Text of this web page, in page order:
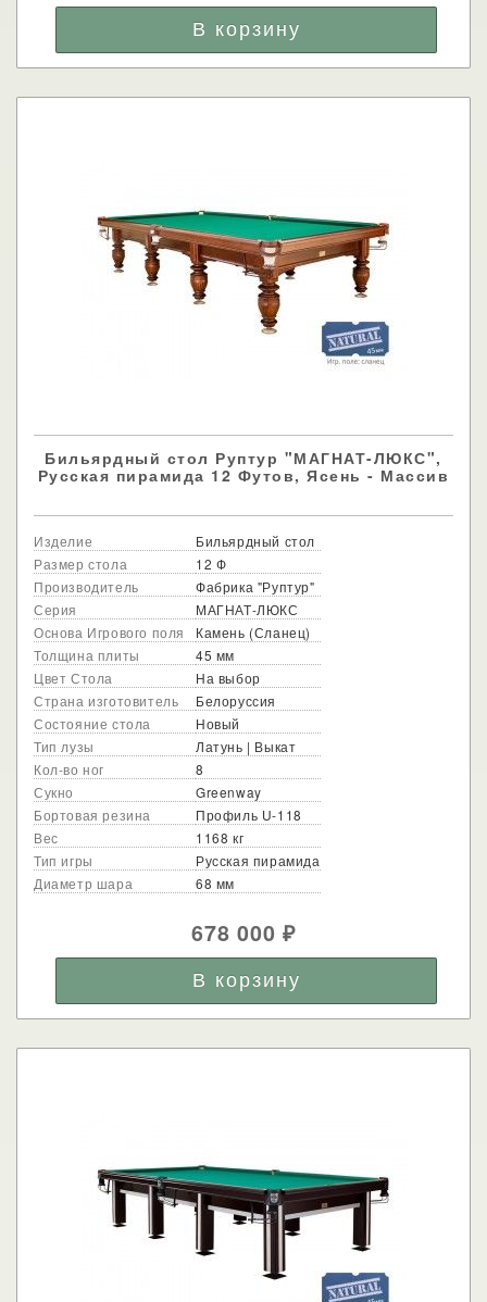
Бильярдный стол Руптур "МАГНАТ-ЛЮКС",
Русская пирамида 12 Футов, Ясень - Массив
Изделие
Бильярдный стол
Размер стола
12 Ф
Производитель
Фабрика "Руптур"
Серия
МАГНАТ-ЛЮКС
Основа Игрового поля
Камень (Сланец)
Толщина плиты
45 мм
Цвет Стола
На выбор
Страна изготовитель
Белоруссия
Состояние стола
Новый
Тип лузы
Латунь | Выкат
Кол-во ног
8
Сукно
Greenway
Бортовая резина
Профиль U-118
Вес
1168 кг
Тип игры
Русская пирамида
Диаметр шара
68 мм
678 000₽